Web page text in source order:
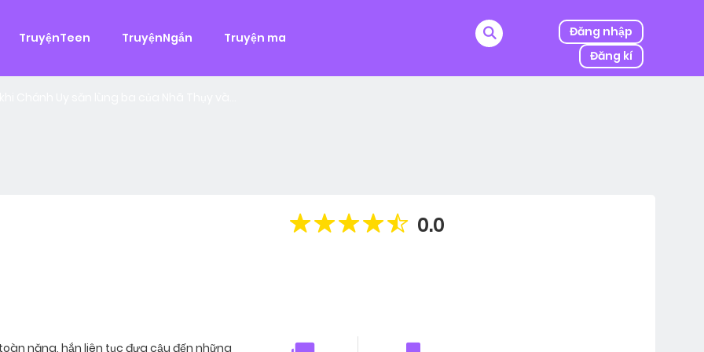
TruyệnTeen TruyệnNgắn Truyện ma
Đăng nhập
Đăng kí
Hùng, một tên cướp biển chân chính. Cho đến một ngày, cô bị kẻ thù của ba mình bắt cóc, người được mệnh danh
0.0
năng, hắn liên tục đưa cậu đến những